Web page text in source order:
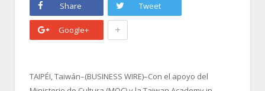
Share Tweet
Google+ +
TAIPÉI, Taiwán–(BUSINESS WIRE)–Con el apoyo del